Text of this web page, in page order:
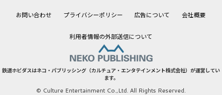
お問い合わせ プライバシーポリシー 広告について 会社概要
利用者情報の外部送信について
鉄道ホビダスはネコ・パブリッシング（カルチュア・エンタテインメント株式会社）が運営してい
ます。
© Culture Entertainment Co.,Ltd. All Rights Reserved.